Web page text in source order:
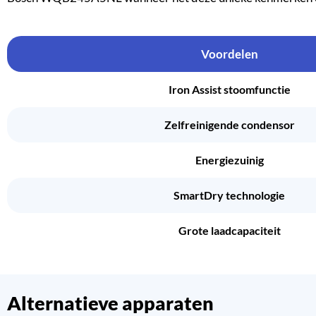
Voordelen
Iron Assist stoomfunctie
Zelfreinigende condensor
Energiezuinig
SmartDry technologie
Grote laadcapaciteit
Alternatieve apparaten